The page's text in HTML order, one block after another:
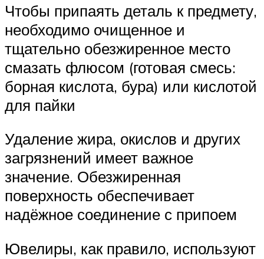
Чтобы припаять деталь к предмету,
необходимо очищенное и
тщательно обезжиренное место
смазать флюсом (готовая смесь:
борная кислота, бура) или кислотой
для пайки
Удаление жира, окислов и других
загрязнений имеет важное
значение. Обезжиренная
поверхность обеспечивает
надёжное соединение с припоем
Ювелиры, как правило, используют